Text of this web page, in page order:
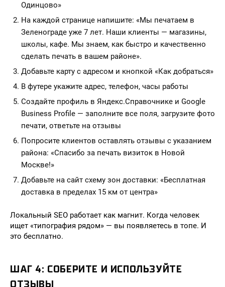
Одинцово»
На каждой странице напишите: «Мы печатаем в
Зеленограде уже 7 лет. Наши клиенты — магазины,
школы, кафе. Мы знаем, как быстро и качественно
сделать печать в вашем районе».
Добавьте карту с адресом и кнопкой «Как добраться»
В футере укажите адрес, телефон, часы работы
Создайте профиль в Яндекс.Справочнике и Google
Business Profile — заполните все поля, загрузите фото
печати, ответьте на отзывы
Попросите клиентов оставлять отзывы с указанием
района: «Спасибо за печать визиток в Новой
Москве!»
Добавьте на сайт схему зон доставки: «Бесплатная
доставка в пределах 15 км от центра»
Локальный SEO работает как магнит. Когда человек
ищет «типография рядом» — вы появляетесь в топе. И
это бесплатно.
ШАГ 4: СОБЕРИТЕ И ИСПОЛЬЗУЙТЕ
ОТЗЫВЫ